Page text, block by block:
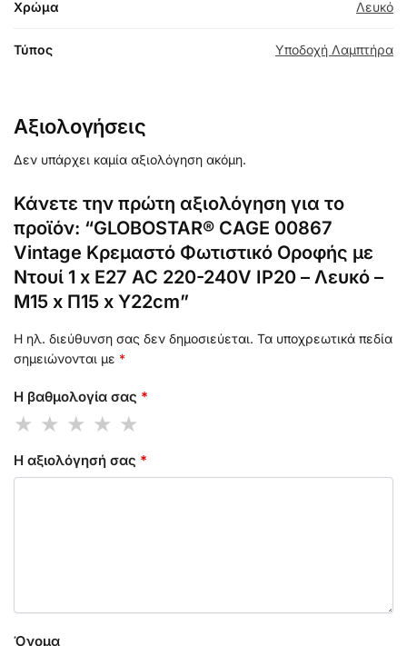
Χρώμα Λευκό
Τύπος Υποδοχή Λαμπτήρα
Αξιολογήσεις
Δεν υπάρχει καμία αξιολόγηση ακόμη.
Κάνετε την πρώτη αξιολόγηση για το
προϊόν: “GLOBOSTAR® CAGE 00867
Vintage Κρεμαστό Φωτιστικό Οροφής με
Ντουί 1 x E27 AC 220-240V IP20 – Λευκό –
Μ15 x Π15 x Υ22cm”
Η ηλ. διεύθυνση σας δεν δημοσιεύεται. Τα υποχρεωτικά πεδία
σημειώνονται με *
Η βαθμολογία σας *
Η αξιολόγησή σας *
Όνομα